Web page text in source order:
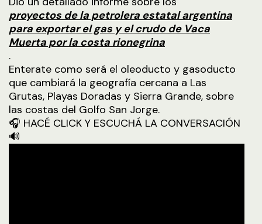
proyectos de la petrolera estatal argentina
para exportar el gas y el crudo de Vaca
Muerta por la costa rionegrina
.
Enterate como será el oleoducto y gasoducto
que cambiará la geografía cercana a Las
Grutas, Playas Doradas y Sierra Grande, sobre
las costas del Golfo San Jorge.
🎧 HACÉ CLICK Y ESCUCHÁ LA CONVERSACIÓN
🔊